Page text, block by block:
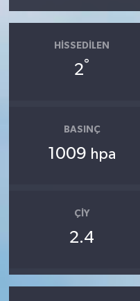
HISSEDILEN
2°
BASINÇ
1009 hpa
ÇIY
2.4